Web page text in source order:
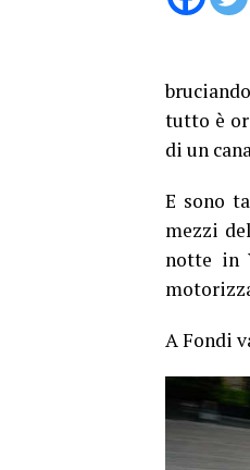
tutto è
di un
E sono
mezzi
notte in
A Fondi